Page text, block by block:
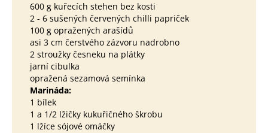
600 g kuřecích stehen bez kosti
2 - 6 sušených červených chilli papriček
100 g opražených arašídů
asi 3 cm čerstvého zázvoru nadrobno
2 stroužky česneku na plátky
jarní cibulka
opražená sezamová semínka
Marináda:
1 bílek
1 a 1/2 lžičky kukuřičného škrobu
1 lžíce sójové omáčky